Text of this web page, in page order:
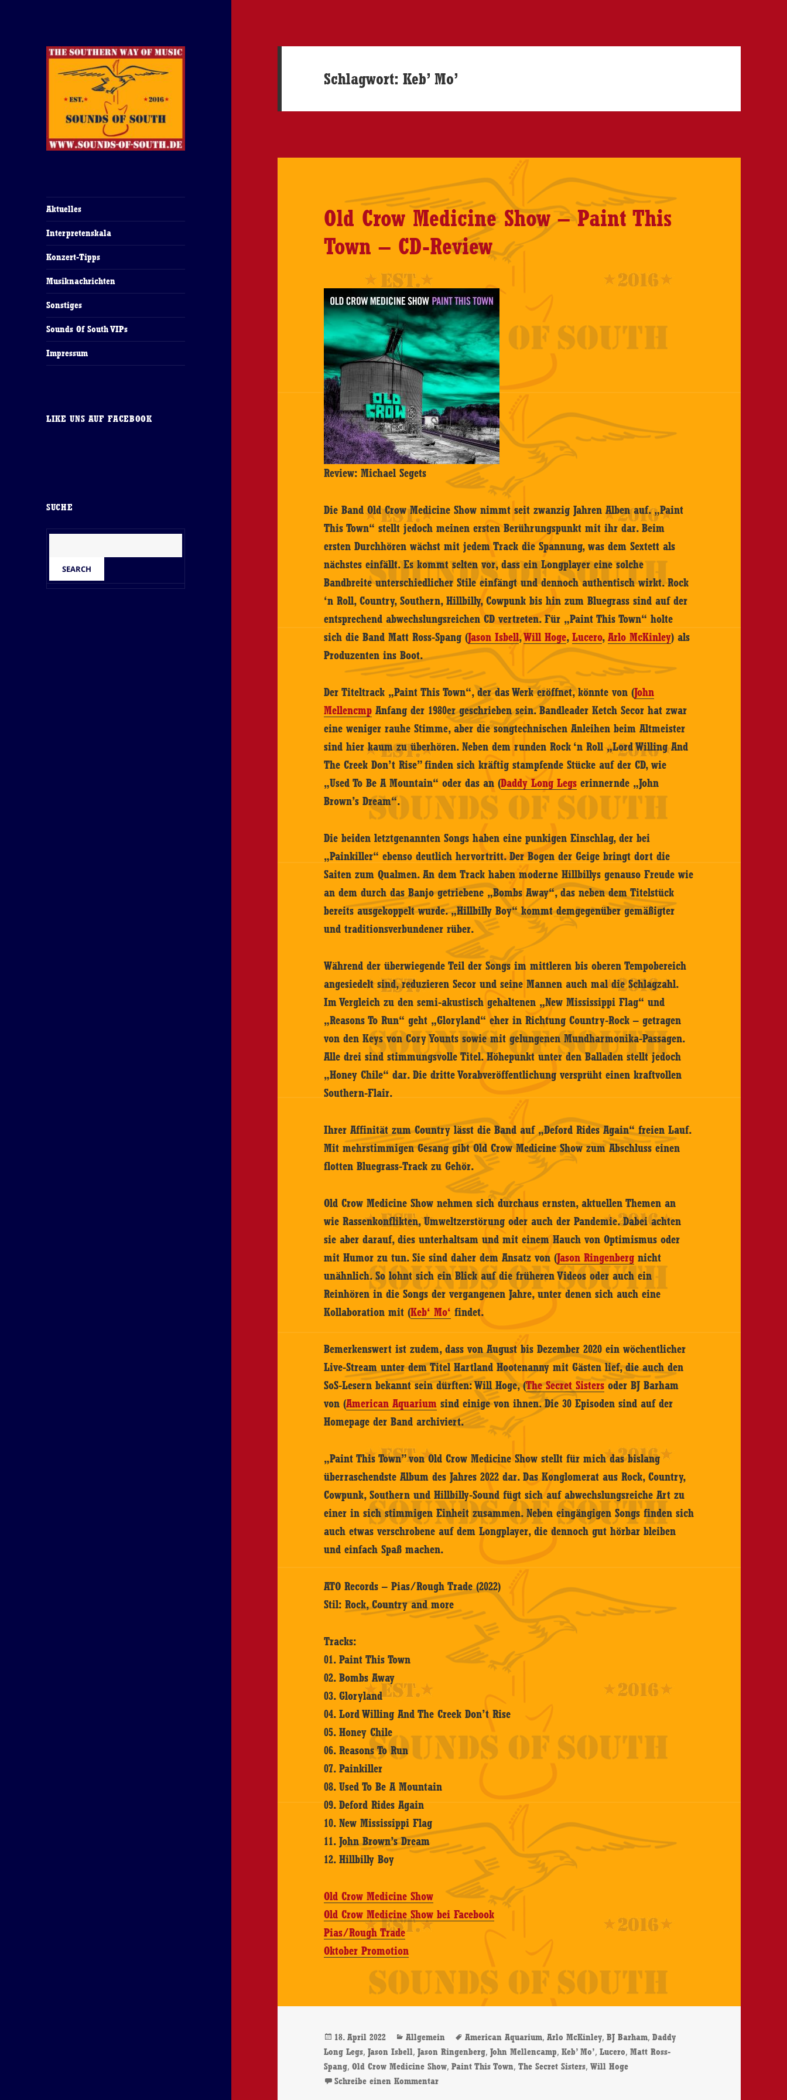
Aktuelles
Interpretenskala
Konzert-Tipps
Musiknachrichten
Sonstiges
Sounds Of South VIPs
Impressum
LIKE UNS AUF FACEBOOK
SUCHE
Schlagwort:Keb’ Mo’
Old Crow Medicine Show – Paint This
Town – CD-Review
Review: Michael Segets
Die Band Old Crow Medicine Show nimmt seit zwanzig Jahren Alben auf. „Paint
This Town“ stellt jedoch meinen ersten Berührungspunkt mit ihr dar. Beim
ersten Durchhören wächst mit jedem Track die Spannung, was dem Sextett als
nächstes einfällt. Es kommt selten vor, dass ein Longplayer eine solche
Bandbreite unterschiedlicher Stile einfängt und dennoch authentisch wirkt. Rock
‘n Roll, Country, Southern, Hillbilly, Cowpunk bis hin zum Bluegrass sind auf der
entsprechend abwechslungsreichen CD vertreten. Für „Paint This Town“ holte
sich die Band Matt Ross-Spang (Jason Isbell,Will Hoge,Lucero,Arlo McKinley) als
Produzenten ins Boot.
Der Titeltrack „Paint This Town“, der das Werk eröffnet, könnte von (John
Mellencmp Anfang der 1980er geschrieben sein. Bandleader Ketch Secor hat zwar
eine weniger rauhe Stimme, aber die songtechnischen Anleihen beim Altmeister
sind hier kaum zu überhören. Neben dem runden Rock ‘n Roll „Lord Willing And
The Creek Don’t Rise” finden sich kräftig stampfende Stücke auf der CD, wie
„Used To Be A Mountain“ oder das an (Daddy Long Legs erinnernde „John
Brown’s Dream“.
Die beiden letztgenannten Songs haben eine punkigen Einschlag, der bei
„Painkiller“ ebenso deutlich hervortritt. Der Bogen der Geige bringt dort die
Saiten zum Qualmen. An dem Track haben moderne Hillbillys genauso Freude wie
an dem durch das Banjo getriebene „Bombs Away“, das neben dem Titelstück
bereits ausgekoppelt wurde. „Hillbilly Boy“ kommt demgegenüber gemäßigter
und traditionsverbundener rüber.
Während der überwiegende Teil der Songs im mittleren bis oberen Tempobereich
angesiedelt sind, reduzieren Secor und seine Mannen auch mal die Schlagzahl.
Im Vergleich zu den semi-akustisch gehaltenen „New Mississippi Flag“ und
„Reasons To Run“ geht „Gloryland“ eher in Richtung Country-Rock – getragen
von den Keys von Cory Younts sowie mit gelungenen Mundharmonika-Passagen.
Alle drei sind stimmungsvolle Titel. Höhepunkt unter den Balladen stellt jedoch
„Honey Chile“ dar. Die dritte Vorabveröffentlichung versprüht einen kraftvollen
Southern-Flair.
Ihrer Affinität zum Country lässt die Band auf „Deford Rides Again“ freien Lauf.
Mit mehrstimmigen Gesang gibt Old Crow Medicine Show zum Abschluss einen
flotten Bluegrass-Track zu Gehör.
Old Crow Medicine Show nehmen sich durchaus ernsten, aktuellen Themen an
wie Rassenkonflikten, Umweltzerstörung oder auch der Pandemie. Dabei achten
sie aber darauf, dies unterhaltsam und mit einem Hauch von Optimismus oder
mit Humor zu tun. Sie sind daher dem Ansatz von (Jason Ringenberg nicht
unähnlich. So lohnt sich ein Blick auf die früheren Videos oder auch ein
Reinhören in die Songs der vergangenen Jahre, unter denen sich auch eine
Kollaboration mit (Keb‘ Mo‘ findet.
Bemerkenswert ist zudem, dass von August bis Dezember 2020 ein wöchentlicher
Live-Stream unter dem Titel Hartland Hootenanny mit Gästen lief, die auch den
SoS-Lesern bekannt sein dürften: Will Hoge, (The Secret Sistersoder BJ Barham
von (American Aquarium sind einige von ihnen. Die 30 Episoden sind auf der
Homepage der Band archiviert.
„Paint This Town” von Old Crow Medicine Show stellt für mich das bislang
überraschendste Album des Jahres 2022 dar. Das Konglomerat aus Rock, Country,
Cowpunk, Southern und Hillbilly-Sound fügt sich auf abwechslungsreiche Art zu
einer in sich stimmigen Einheit zusammen. Neben eingängigen Songs finden sich
auch etwas verschrobene auf dem Longplayer, die dennoch gut hörbar bleiben
und einfach Spaß machen.
ATO Records – Pias/Rough Trade (2022)
Stil: Rock, Country and more
Tracks:
01. Paint This Town
02. Bombs Away
03. Gloryland
04. Lord Willing And The Creek Don’t Rise
05. Honey Chile
06. Reasons To Run
07. Painkiller
08. Used To Be A Mountain
09. Deford Rides Again
10. New Mississippi Flag
11. John Brown’s Dream
12. Hillbilly Boy
Old Crow Medicine Show
Old Crow Medicine Show bei Facebook
Pias/Rough Trade
Oktober Promotion
Veröffentlicht
am
18. April 2022 Kategorien
Allgemein Schlagwörter
American Aquarium,Arlo McKinley,BJ Barham,Daddy
Long Legs,Jason Isbell,Jason Ringenberg,John Mellencamp,Keb’ Mo’,Lucero,Matt Ross-
Spang,Old Crow Medicine Show,Paint This Town,The Secret Sisters,Will Hoge
Schreibe einen Kommentarzu Old Crow Medicine Show – Paint This Town – CD-Review